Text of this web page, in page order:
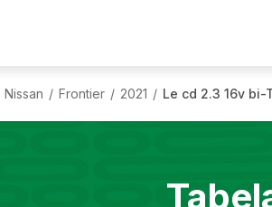
Nissan / Frontier / 2021 / Le cd 2.3 16v